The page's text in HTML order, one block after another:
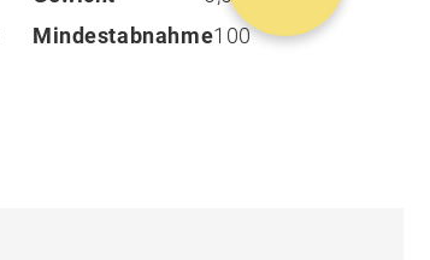
Mindestabnahme100